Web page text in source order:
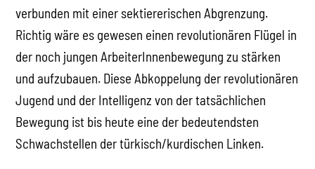
verbunden mit einer sektiererischen Abgrenzung.
Richtig wäre es gewesen einen revolutionären Flügel in
der noch jungen ArbeiterInnenbewegung zu stärken
und aufzubauen. Diese Abkoppelung der revolutionären
Jugend und der Intelligenz von der tatsächlichen
Bewegung ist bis heute eine der bedeutendsten
Schwachstellen der türkisch/kurdischen Linken.